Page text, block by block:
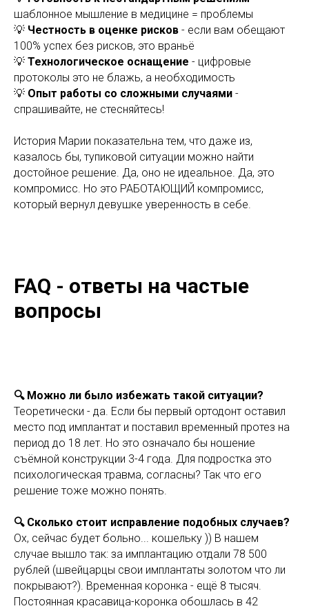
шаблонное мышление в медицине = проблемы
💡 Честность в оценке рисков - если вам обещают
100% успех без рисков, это враньё
💡 Технологическое оснащение - цифровые
протоколы это не блажь, а необходимость
💡 Опыт работы со сложными случаями -
спрашивайте, не стесняйтесь!
История Марии показательна тем, что даже из,
казалось бы, тупиковой ситуации можно найти
достойное решение. Да, оно не идеальное. Да, это
компромисс. Но это РАБОТАЮЩИЙ компромисс,
который вернул девушке уверенность в себе.
FAQ - ответы на частые
вопросы
🔍 Можно ли было избежать такой ситуации?
Теоретически - да. Если бы первый ортодонт оставил
место под имплантат и поставил временный протез на
период до 18 лет. Но это означало бы ношение
съёмной конструкции 3-4 года. Для подростка это
психологическая травма, согласны? Так что его
решение тоже можно понять.
🔍 Сколько стоит исправление подобных случаев?
Ох, сейчас будет больно... кошельку )) В нашем
случае вышло так: за имплантацию отдали 78 500
рублей (швейцарцы свои имплантаты золотом что ли
покрывают?). Временная коронка - ещё 8 тысяч.
Постоянная красавица-коронка обошлась в 42